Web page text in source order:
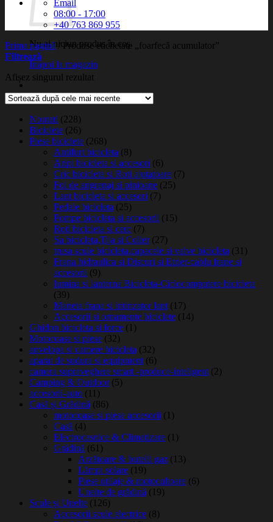
Nu ai niciun produs în coș.
Înapoi la magazin
Email
08:00 - 17:00
+40 763 869 955
Prima pagină /Produse etichetate „foarfecă acumulator”
Filtrează
Afișez singurul rezultat
Noutati (228)
Biciclete (26)
Piese biciclete (268)
Antifurt bicicleta (8)
Aripi bicicleta si accesori (6)
Cric bicicleta si Roti ajutatoare (7)
Foi de angrenaj si pinioane (25)
Lant bicicleta si accesori (7)
Pedale bicicleta (25)
Pompe bicicleta si accesorii (15)
Roti bicicleta si cerc (7)
Sa bicicleta,Tija si Colier (27)
trusa scule bicicleta,capacele si valve bicicleta (31)
Frana hidraulica si Discuri si Etrier-cablu frane si
accesorii (9)
lumina si lanterna Bicicleta-Ciclocomputere bicicleta
(39)
Maneta frana si intinzator lant (17)
Accesorii si ornamente biciclete (14)
Ghidon bicicleta si force (1)
Motocoase si piese (32)
anvelopa si camere bicicleta (32)
aparat de sudura si equipment (6)
camera supraveghere smart -produce-inteligent (2)
Camping & Outdoor (5)
accesorii-auto (11)
Casă și Grădină (86)
motocoase si piese accesorii (1)
Casă (4)
Electrocasnice & Climatizare (1)
Grădină (61)
Arzătoare & butelii gaz (13)
Lămpi solare (19)
Piese utilaje & motocultoare (6)
Unelte de grădină (19)
Scule și Unelte (126)
Accesorii scule electrice (8)